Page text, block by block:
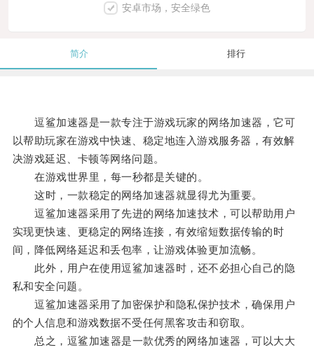
安卓市场，安全绿色
简介 排行
逗鲨加速器是一款专注于游戏玩家的网络加速器，它可
以帮助玩家在游戏中快速、稳定地连入游戏服务器，有效解
决游戏延迟、卡顿等网络问题。
在游戏世界里，每一秒都是关键的。
这时，一款稳定的网络加速器就显得尤为重要。
逗鲨加速器采用了先进的网络加速技术，可以帮助用户
实现更快速、更稳定的网络连接，有效缩短数据传输的时
间，降低网络延迟和丢包率，让游戏体验更加流畅。
此外，用户在使用逗鲨加速器时，还不必担心自己的隐
私和安全问题。
逗鲨加速器采用了加密保护和隐私保护技术，确保用户
的个人信息和游戏数据不受任何黑客攻击和窃取。
总之，逗鲨加速器是一款优秀的网络加速器，可以大大